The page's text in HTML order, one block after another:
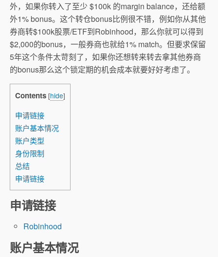
外，如果你转入了至少 $100k 的margin balance，还给额
外1% bonus。这个转仓bonus比例很不错，例如你从其他
券商转$100k股票/ETF到Robinhood，那么你就可以得到
$2,000的bonus，一般券商也就给1% match。但要求保留
5年这个条件太苛刻了，如果你还想转来转去拿其他券商
的bonus那么这个锁定期的机会成本就要好好考虑了。
Contents [hide]
申请链接
账户基本情况
账户类型
身份限制
总结
申请链接
申请链接
Robinhood
账户基本情况